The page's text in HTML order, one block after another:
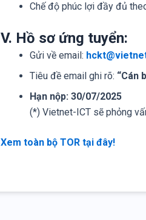
Chế độ phúc lợi đầy đủ
V. Hồ sơ ứng tuyển:
Gửi về email:
Tiêu đề email ghi rõ: “Cán
Hạn nộp: 30/07/2025
(*) Vietnet-ICT sẽ phỏng
Xem toàn bộ TOR tại đây!